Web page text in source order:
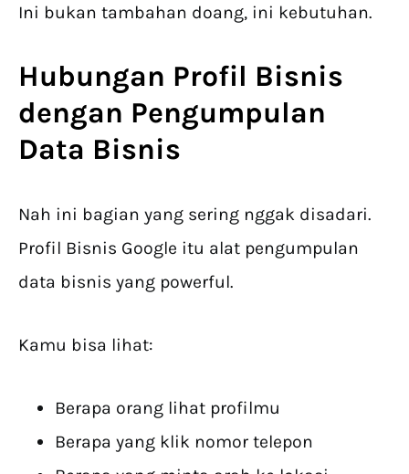
Ini bukan tambahan doang, ini kebutuhan.
Hubungan Profil Bisnis
dengan Pengumpulan
Data Bisnis
Nah ini bagian yang sering nggak disadari.
Profil Bisnis Google itu alat pengumpulan
data bisnis yang powerful.
Kamu bisa lihat:
Berapa orang lihat profilmu
Berapa yang klik nomor telepon